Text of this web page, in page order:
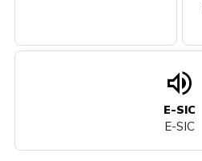
volume_up
E-SIC
E-SIC